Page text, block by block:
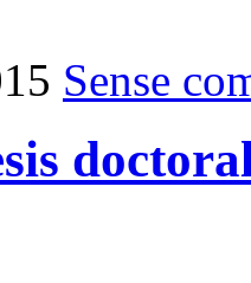
Sense